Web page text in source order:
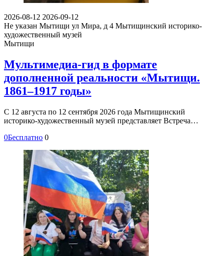
2026-08-12 2026-09-12
Не указан Мытищи ул Мира, д 4 Мытищинский историко-
художественный музей
Мытищи
Мультимедиа-гид в формате
дополненной реальности «Мытищи.
1861–1917 годы»
С 12 августа по 12 сентября 2026 года Мытищинский
историко-художественный музей представляет Встреча…
0Бесплатно 0